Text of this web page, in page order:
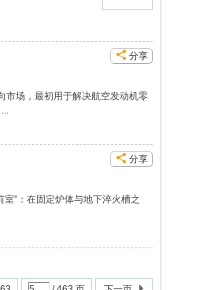
分享
市场，最初用于解决航空发动机零
分享
”：在固定炉体与地下淬火槽之